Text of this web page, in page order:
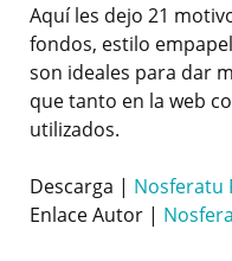
Aquí les dejo 21
fondos, estilo
son ideales para dar
que tanto en la web
utilizados.
Descarga | Nosferatu
Enlace Autor |